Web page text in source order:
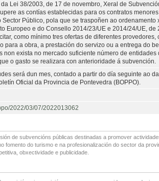
Lei 38/2003, de 17 de novembro, Xeral de
as contías establecidas para os contratos
Público, pola que se traspoñen ao ordenamento
Europeo e do Consello 2014/23/UE e 2014/24/UE, de
como mínimo tres ofertas de diferentes provedores,
para a obra, a prestación do servizo ou a entrega do
non exista no mercado suficiente número de entidades
o gasto se realizara con anterioridade á subvención.
será dun mes, contado a partir do día seguinte ao
Oficial da Provincia de Pontevedra (BOPPO).
2022/03/07/2022013062
de subvencións públicas destinadas a promover
fomento do turismo e na profesionalización do sector da
obxectividade e publicidade.